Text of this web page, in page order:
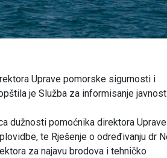
Uprave pomorske sigurnosti i
je Služba za informisanje
dužnosti pomoćnika direktora Uprave
te Rješenje o određivanju dr
za najavu brodova i tehničko